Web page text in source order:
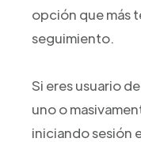
opción que más
seguimiento.
Si eres usuario
uno o
iniciando sesión